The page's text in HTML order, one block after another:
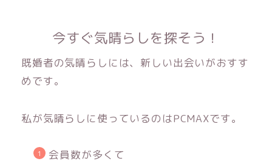
今すぐ気晴らしを探そう！
既婚者の気晴らしには、新しい出会いがおすす
めです。
私が気晴らしに使っているのはPCMAXです。
会員数が多くて